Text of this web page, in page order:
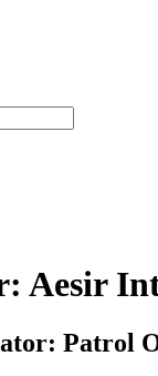
Aesir
Patrol